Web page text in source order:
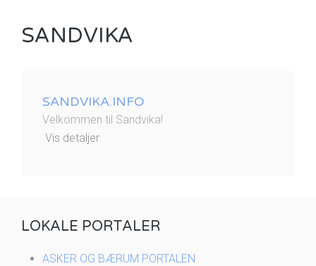
SANDVIKA
SANDVIKA.INFO
Velkommen til Sandvika!
Vis detaljer
LOKALE PORTALER
ASKER OG BÆRUM PORTALEN